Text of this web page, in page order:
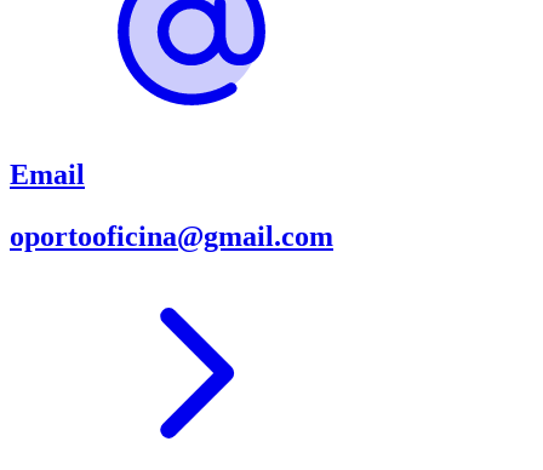
Email
oportooficina@gmail.com